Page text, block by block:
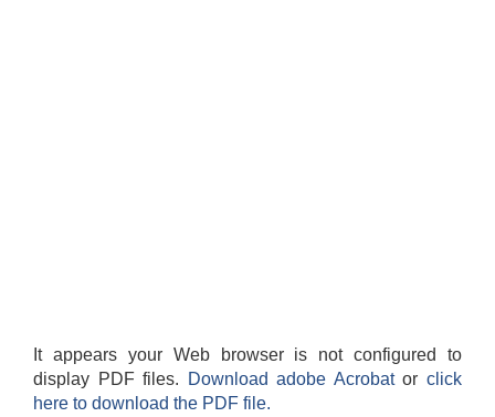
It appears your Web browser is not configured to
display PDF files.
Download adobe Acrobatorclick
here to download the PDF file.